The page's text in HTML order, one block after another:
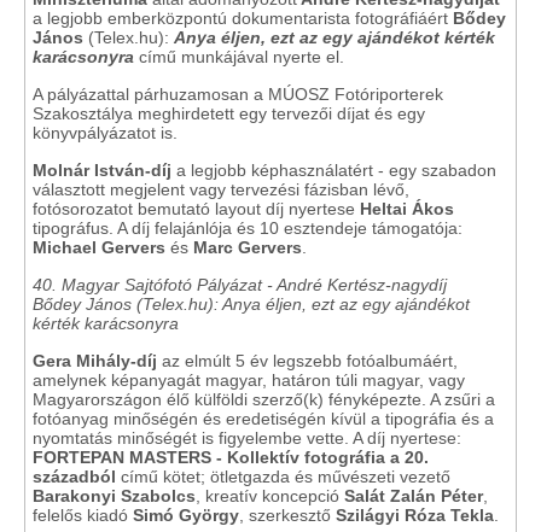
a legjobb emberközpontú dokumentarista fotográfiáért Bődey
János (Telex.hu): Anya éljen, ezt az egy ajándékot kérték
karácsonyra című munkájával nyerte el.
A pályázattal párhuzamosan a MÚOSZ Fotóriporterek
Szakosztálya meghirdetett egy tervezői díjat és egy
könyvpályázatot is.
Molnár István-díj a legjobb képhasználatért - egy szabadon
választott megjelent vagy tervezési fázisban lévő,
fotósorozatot bemutató layout díj nyertese Heltai Ákos
tipográfus. A díj felajánlója és 10 esztendeje támogatója:
Michael Gervers és Marc Gervers
40. Magyar Sajtófotó Pályázat - André Kertész-nagydíj
Bődey János (Telex.hu):Anya éljen, ezt az egy ajándékot
kérték karácsonyra
Gera Mihály-díj az elmúlt 5 év legszebb fotóalbumáért,
amelynek képanyagát magyar, határon túli magyar, vagy
Magyarországon élő külföldi szerző(k) fényképezte. A zsűri a
fotóanyag minőségén és eredetiségén kívül a tipográfia és a
nyomtatás minőségét is figyelembe vette. A díj nyertese:
FORTEPAN MASTERS - Kollektív fotográfia a 20.
századból című kötet; ötletgazda és művészeti vezető
Barakonyi Szabolcs , kreatív koncepció Salát Zalán Péter,
felelős kiadó Simó György , szerkesztő Szilágyi Róza Tekla